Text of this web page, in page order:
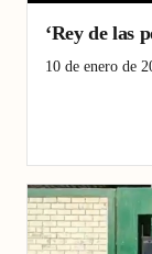
‘Rey de las
10 de enero de